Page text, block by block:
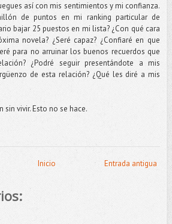
así con mis sentimientos y mi confianza.
de puntos en mi ranking particular de
bajar 25 puestos en mi lista? ¿Con qué cara
novela? ¿Seré capaz? ¿Confiaré en que
para no arruinar los buenos recuerdos que
¿Podré seguir presentándote a mis
de esta relación? ¿Qué les diré a mis
sin vivir. Esto no se hace.
Entrada antigua
Inicio